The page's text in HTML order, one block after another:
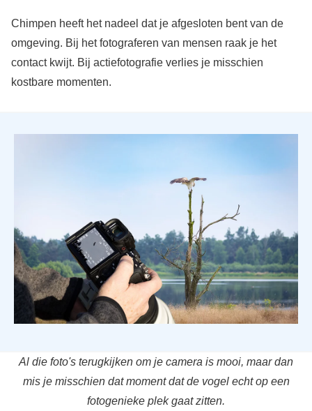
Chimpen heeft het nadeel dat je afgesloten bent van de
omgeving. Bij het fotograferen van mensen raak je het
contact kwijt. Bij actiefotografie verlies je misschien
kostbare momenten.
Al die foto's terugkijken om je camera is mooi, maar dan
mis je misschien dat moment dat de vogel echt op een
fotogenieke plek gaat zitten.